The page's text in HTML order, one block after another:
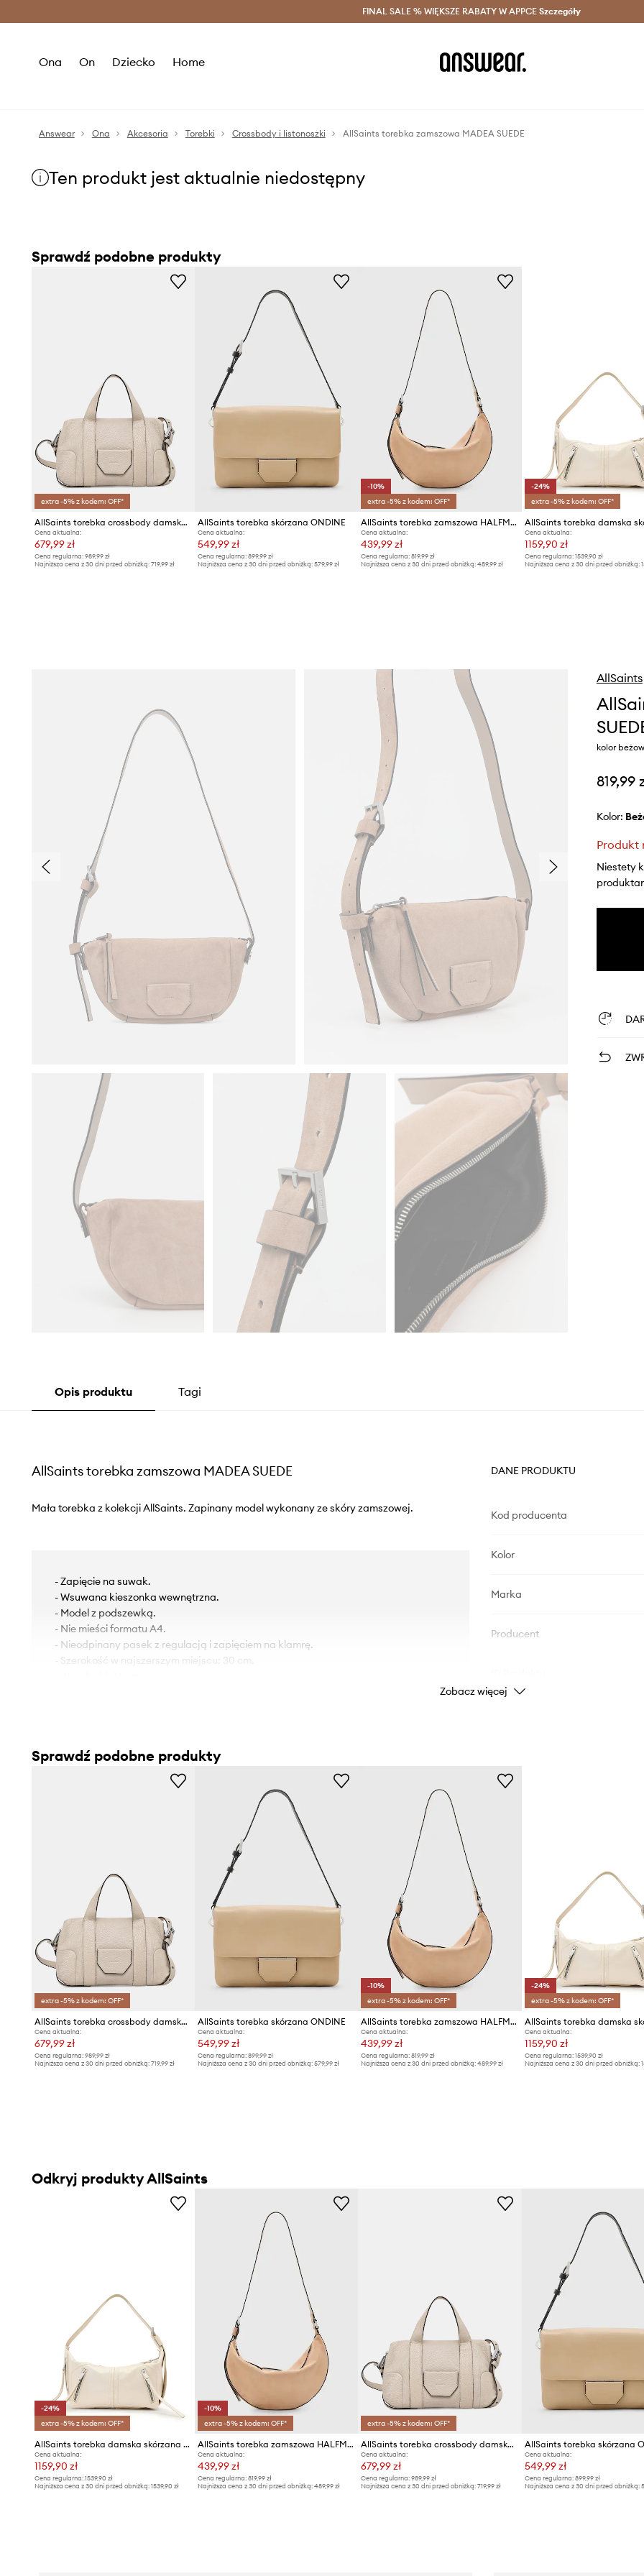
Oszczędzaj z Answear Club > Dostawa nawet w 24h >
FINAL SALE % WIĘKSZE RABATY W APPCE Szczegóły
Ona On Dziecko Home
Answear Ona Akcesoria Torebki Crossbody i listonoszki AllSaints torebka zamszowa MADEA SUEDE
Ten produkt jest aktualnie niedostępny
Sprawdź podobne produkty
extra -5% z kodem: OFF*
AllSaints torebka crossbody damska skórzana ARES
Cena aktualna:
679,99 zł
Cena regularna: 989,99 zł
Najniższa cena z 30 dni przed obniżką: 719,99 zł
AllSaints torebka skórzana ONDINE
Cena aktualna:
549,99 zł
Cena regularna:899,99 zł
Najniższa cena z 30 dni przed obniżką:579,99 zł
-10%
extra -5% z kodem: OFF*
AllSaints torebka zamszowa HALFMOON
Cena aktualna:
439,99 zł
Cena regularna: 819,99 zł
Najniższa cena z 30 dni przed obniżką: 489,99 zł
-24%
extra -5% z kodem: OFF*
Cena aktualna:
1159,90 zł
Cena regularna: 1539,90 zł
Najniższa cena z 30 dni przed obniżką:
AllSaints
kolor
819,99
Kolor:
Produkt
Niestety
Opis produktu Tagi
AllSaints torebka zamszowa MADEA SUEDE
Mała torebka z kolekcji AllSaints. Zapinany model wykonany ze skóry zamszowej.
- Zapięcie na suwak.
- Wsuwana kieszonka wewnętrzna.
- Model z podszewką.
- Nie mieści formatu A4.
- Nieodpinany pasek z regulacją i zapięciem na klamrę.
- Szerokość w najszerszym miejscu: 30 cm.
DANE PRODUKTU
Kod producenta
Kolor
Marka
Producent
Zobacz więcej
Sprawdź podobne produkty
extra -5% z kodem: OFF*
AllSaints torebka crossbody damska skórzana ARES
Cena aktualna:
679,99 zł
Cena regularna: 989,99 zł
Najniższa cena z 30 dni przed obniżką: 719,99 zł
AllSaints torebka skórzana ONDINE
Cena aktualna:
549,99 zł
Cena regularna:899,99 zł
Najniższa cena z 30 dni przed obniżką:579,99 zł
-10%
extra -5% z kodem: OFF*
AllSaints torebka zamszowa HALFMOON
Cena aktualna:
439,99 zł
Cena regularna: 819,99 zł
Najniższa cena z 30 dni przed obniżką: 489,99 zł
-24%
extra -5% z kodem: OFF*
Cena aktualna:
1159,90 zł
Cena regularna: 1539,90 zł
Najniższa cena z 30 dni przed obniżką:
Odkryj produkty AllSaints
-24%
extra -5% z kodem: OFF*
AllSaints torebka damska skórzana JEAN
Cena aktualna:
1159,90 zł
Cena regularna: 1539,90 zł
Najniższa cena z 30 dni przed obniżką: 1539,90 zł
-10%
extra -5% z kodem: OFF*
AllSaints torebka zamszowa HALFMOON
Cena aktualna:
439,99 zł
Cena regularna:819,99 zł
Najniższa cena z 30 dni przed obniżką:489,99 zł
extra -5% z kodem: OFF*
AllSaints torebka crossbody damska skórzana ARES
Cena aktualna:
679,99 zł
Cena regularna: 989,99 zł
Najniższa cena z 30 dni przed obniżką: 719,99 zł
AllSaints torebka skórzana
Cena aktualna:
549,99 zł
Cena regularna: 899,99 zł
Najniższa cena z 30 dni przed obniżką: